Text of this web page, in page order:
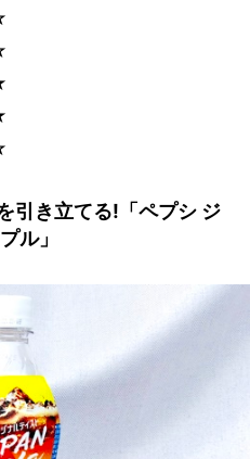
引き立てる!「ペプシ ジ
ル」